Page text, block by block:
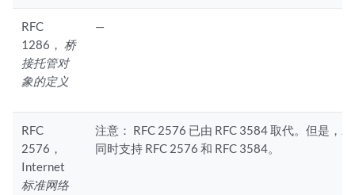
RFC
1286，桥
接托管对
象的定义
—
RFC
2576，
Internet
标准网络
注意： RFC 2576 已由 RFC 3584 取代。但是，
同时支持 RFC 2576 和 RFC 3584。